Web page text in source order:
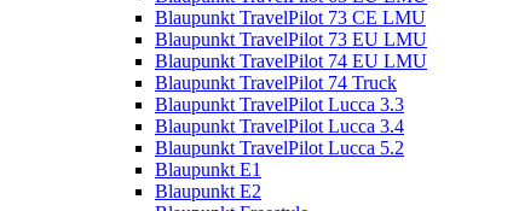
Blaupunkt TravelPilot 73 CE LMU
Blaupunkt TravelPilot 73 EU LMU
Blaupunkt TravelPilot 74 EU LMU
Blaupunkt TravelPilot 74 Truck
Blaupunkt TravelPilot Lucca 3.3
Blaupunkt TravelPilot Lucca 3.4
Blaupunkt TravelPilot Lucca 5.2
Blaupunkt E1
Blaupunkt E2